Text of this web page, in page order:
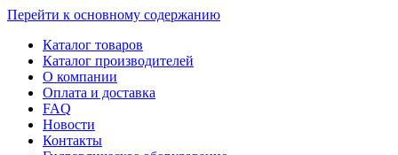
Перейти к основному содержанию
Каталог товаров
Каталог производителей
О компании
Оплата и доставка
FAQ
Новости
Контакты